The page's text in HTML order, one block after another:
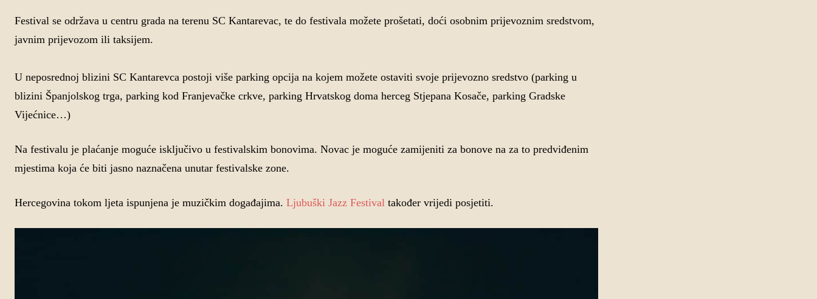
Festival se održava u centru grada na terenu SC Kantarevac, te do festivala možete prošetati, doći osobnim prijevoznim sredstvom,
javnim prijevozom ili taksijem.
U neposrednoj blizini SC Kantarevca postoji više parking opcija na kojem možete ostaviti svoje prijevozno sredstvo (parking u
blizini Španjolskog trga, parking kod Franjevačke crkve, parking Hrvatskog doma herceg Stjepana Kosače, parking Gradske
Vijećnice…)
Na festivalu je plaćanje moguće isključivo u festivalskim bonovima. Novac je moguće zamijeniti za bonove na za to predviđenim
mjestima koja će biti jasno naznačena unutar festivalske zone.
Hercegovina tokom ljeta ispunjena je muzičkim događajima. Ljubuški Jazz Festival također vrijedi posjetiti.